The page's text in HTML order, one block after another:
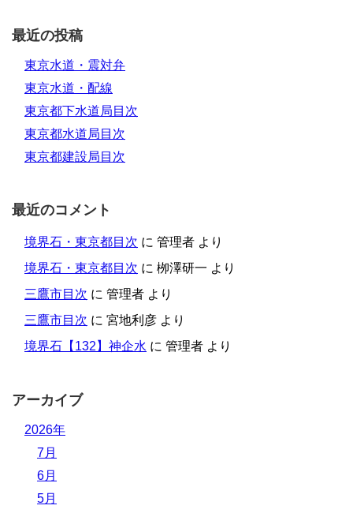
最近の投稿
東京水道・震対弁
東京水道・配線
東京都下水道局目次
東京都水道局目次
東京都建設局目次
最近のコメント
境界石・東京都目次 に 管理者 より
境界石・東京都目次 に 栁澤研一 より
三鷹市目次 に 管理者 より
三鷹市目次 に 宮地利彦 より
境界石【132】神企水 に 管理者 より
アーカイブ
2026年
7月
6月
5月